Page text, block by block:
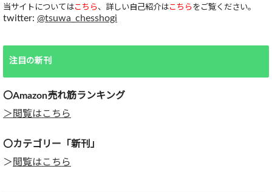
当サイトについてはこちら 、詳しい自己紹介はこちら をご覧ください。
twitter: @tsuwa_chesshogi
注目の新刊
〇Amazon売れ筋ランキング
＞閲覧はこちら
〇カテゴリー「新刊」
＞ 閲覧はこちら